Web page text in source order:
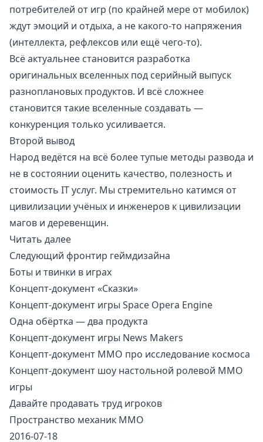
потребителей от игр (по крайней мере от мобилок)
ждут эмоций и отдыха, а не какого-то напряжения
(интеллекта, рефлексов или ещё чего-то).
Всё актуальнее становится разработка
оригинальных вселенных под серийный выпуск
разноплановых продуктов. И всё сложнее
становится такие вселенные создавать —
конкуренция только усиливается.
Второй вывод
Народ ведётся на всё более тупые методы развода и
не в состоянии оценить качество, полезность и
стоимость IT услуг. Мы стремительно катимся от
цивилизации учёных и инженеров к цивилизации
магов и деревенщин.
Читать далее
Следующий фронтир геймдизайна
Боты и твинки в играх
Концепт-документ «Сказки»
Концепт-документ игры Space Opera Engine
Одна обёртка — два продукта
Концепт-документ игры News Makers
Концепт-документ ММО про исследование космоса
Концепт-документ шоу настольной ролевой MMO
игры
Давайте продавать труд игроков
Пространство механик ММО
2016-07-18